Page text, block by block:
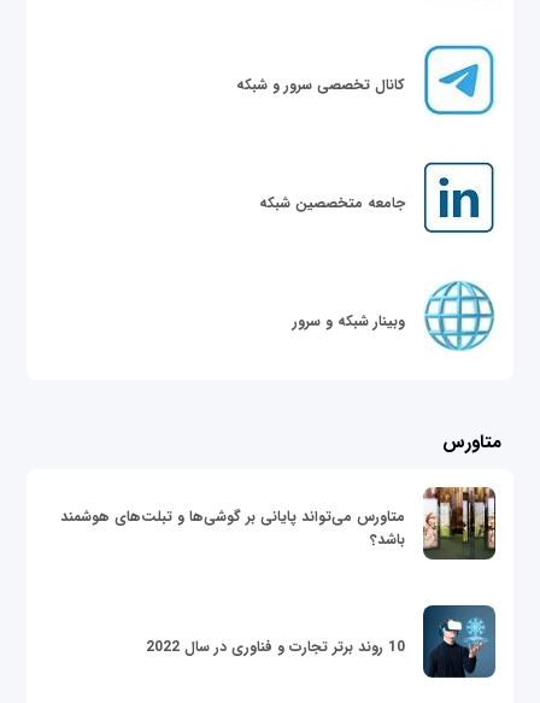
کانال تخصصی سرور و شبکه
جامعه متخصصین شبکه
وبینار شبکه و سرور
متاورس
متاورس می‌تواند پایانی بر گوشی‌ها و تبلت‌های هوشمند
باشد؟
10 روند برتر تجارت و فناوری در سال 2022